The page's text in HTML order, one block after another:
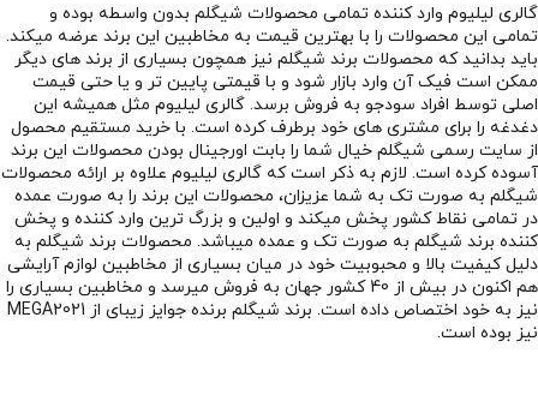
گالری لیلیوم وارد کننده تمامی محصولات شیگلم بدون واسطه بوده و
تمامی این محصولات را با بهترین قیمت به مخاطبین این برند عرضه میکند.
باید بدانید که محصولات برند شیگلم نیز همچون بسیاری از برند های دیگر
ممکن است فیک آن وارد بازار شود و با قیمتی پایین تر و یا حتی قیمت
اصلی توسط افراد سودجو به فروش برسد. گالری لیلیوم مثل همیشه این
دغدغه را برای مشتری های خود برطرف کرده است. با خرید مستقیم محصول
از سایت رسمی شیگلم خیال شما را بابت اورجینال بودن محصولات این برند
آسوده کرده است. لازم به ذکر است که گالری لیلیوم علاوه بر ارائه محصولات
شیگلم به صورت تک به شما عزیزان، محصولات این برند را به صورت عمده
در تمامی نقاط کشور پخش میکند و اولین و بزرگ ترین وارد کننده و پخش
کننده برند شیگلم به صورت تک و عمده میباشد. محصولات برند شیگلم به
دلیل کیفیت بالا و محبوبیت خود در میان بسیاری از مخاطبین لوازم آرایشی
هم اکنون در بیش از 40 کشور جهان به فروش میرسد و مخاطبین بسیاری را
نیز به خود اختصاص داده است. برند شیگلم برنده جوایز زیبای از MEGA2021
نیز بوده است.